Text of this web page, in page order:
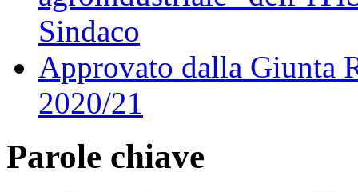
Sindaco
Approvato dalla Giunta
2020/21
Parole chiave